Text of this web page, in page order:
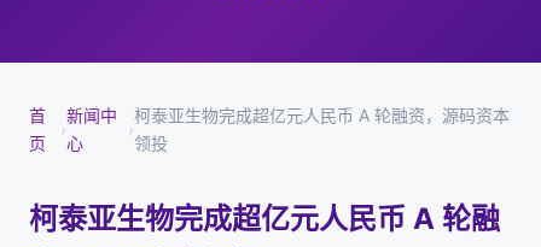
首
页
›
新闻中
心
›
柯泰亚生物完成超亿元人民币 A 轮融资，源码资本
领投
柯泰亚生物完成超亿元人民币 A 轮融